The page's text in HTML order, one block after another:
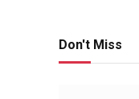
Don't Miss